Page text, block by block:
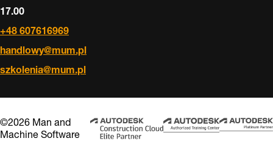
17.00
+48 607616969
handlowy@mum.pl
szkolenia@mum.pl
©2026 Man and
Machine Software